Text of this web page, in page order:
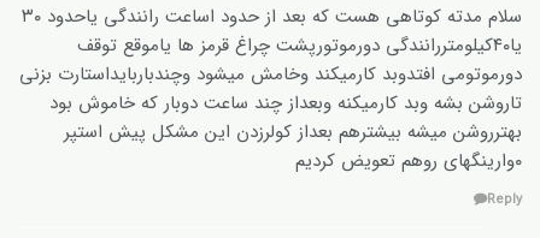
سلام مدته کوتاهی هست که بعد از حدود اساعت رانندگی یاحدود ۳۰
یا۴۰کیلومتررانندگی دورموتورپشت چراغ قرمز ها یاموقع توقف
دورموتومی افتدوبد کارمیکند وخامش میشود وچندباربایداستارت بزنی
تاروشن بشه وبد کارمیکنه وبعداز چند ساعت دوبار که خاموش بود
بهترروشن میشه بیشترهم بعداز کولرزدن این مشکل پیش استپر
٠وارینگهای روهم تعویض کردیم
Reply